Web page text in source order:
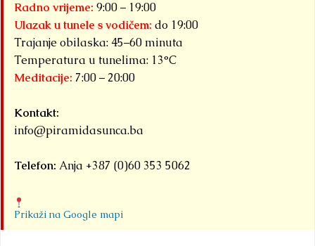
Radno vrijeme: 9:00 – 19:00
Ulazak u tunele s vodičem: do 19:00
Trajanje obilaska: 45–60 minuta
Temperatura u tunelima: 13°C
Meditacije: 7:00 – 20:00
Kontakt:
info@piramidasunca.ba
Telefon: Anja +387 (0)60 353 5062
Prikaži na Google mapi